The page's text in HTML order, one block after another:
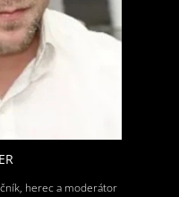
herec a moderátor